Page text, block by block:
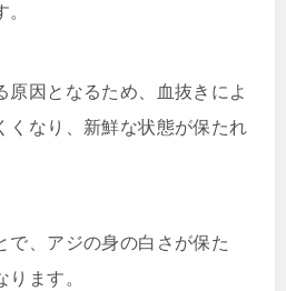
原因となるため、血抜きによ
くなり、新鮮な状態が保たれ
で、アジの身の白さが保た
ます。